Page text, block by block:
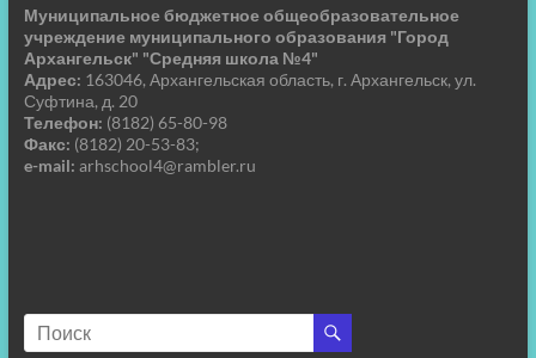
Муниципальное бюджетное общеобразовательное
учреждение муниципального образования "Город
Архангельск" "Средняя школа №4"
Адрес: 163046, Архангельская область, г. Архангельск, ул.
Суфтина, д. 20
Телефон: (8182) 65-80-98
Факс: (8182) 20-53-83;
e-mail: arhschool4@rambler.ru